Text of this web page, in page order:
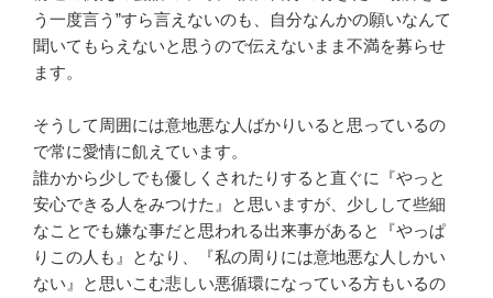
う一度言う”すら言えないのも、自分なんかの願いなんて
聞いてもらえないと思うので伝えないまま不満を募らせ
ます。
そうして周囲には意地悪な人ばかりいると思っているの
で常に愛情に飢えています。
誰かから少しでも優しくされたりすると直ぐに『やっと
安心できる人をみつけた』と思いますが、少しして些細
なことでも嫌な事だと思われる出来事があると『やっぱ
りこの人も』となり、『私の周りには意地悪な人しかい
ない』と思いこむ悲しい悪循環になっている方もいるの